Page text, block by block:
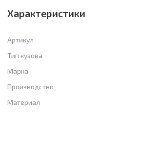
Характеристики
Артикул
Тип кузова
Марка
Производство
Материал